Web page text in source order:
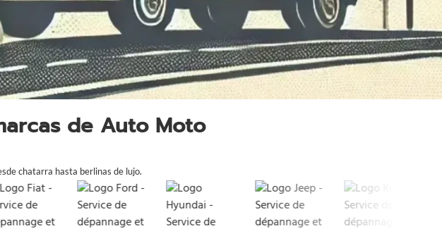
de Auto Moto
chatarra hasta berlinas de lujo.